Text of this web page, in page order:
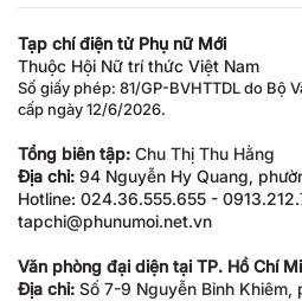
Tạp chí điện tử Phụ nữ Mới
Thuộc Hội Nữ trí thức Việt Nam
Số giấy phép: 81/GP-BVHTTDL do Bộ
cấp ngày 12/6/2026.
Tổng biên tập: Chu Thị Thu Hằng
Địa chỉ: 94 Nguyễn Hy Quang,
Hotline: 024.36.555.655 -
tapchi@phunumoi.net.vn
Văn phòng đại diện tại TP. Hồ Chí
Địa chỉ: Số 7-9 Nguyễn Bỉnh Khiêm,